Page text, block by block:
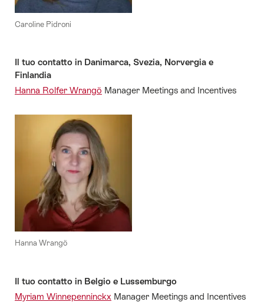
Caroline Pidroni
Il tuo contatto in Danimarca, Svezia, Norvergia e
Finlandia
Hanna Rolfer Wrangö Manager Meetings and Incentives
Hanna Wrangö
Il tuo contatto in Belgio e Lussemburgo
Myriam Winnepenninckx Manager Meetings and Incentives